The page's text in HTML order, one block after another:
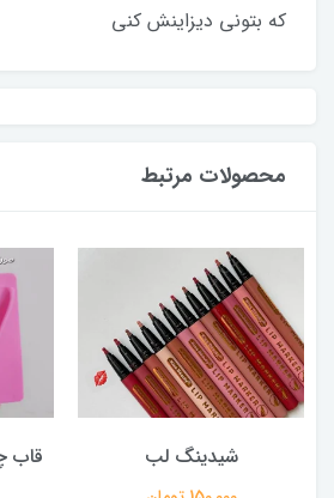
که بتونی دیزاینش کنی
محصولات مرتبط
شیدینگ لب
قاب